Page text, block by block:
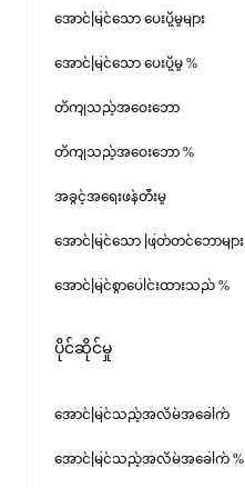
အောင်မြင်သော ပေးပို့မှုများ
အောင်မြင်သော ပေးပို့မှု %
တိကျသည့်အဝေးဘော
တိကျသည့်အဝေးဘော %
အခွင့်အရေးဖန်တီးမှု
အောင်မြင်သော ဖြတ်တင်ဘောများ
အောင်မြင်စွာပေါင်းထားသည် %
ပိုင်ဆိုင်မှု
အောင်မြင်သည့်အလိမ်အခေါက်
အောင်မြင်သည့်အလိမ်အခေါက် %